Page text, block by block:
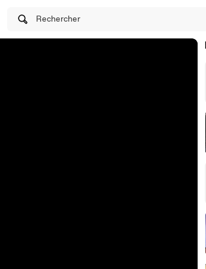
Rechercher